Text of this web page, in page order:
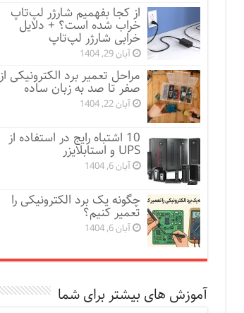
از کجا بفهمیم شارژر لپ‌تاپ
خراب شده است؟ + دلایل
خرابی شارژر لپ‌تاپ
آبان 29, 1404
مراحل تعمیر برد الکترونیکی از
صفر تا صد به زبان ساده
آبان 22, 1404
10 اشتباه رایج در استفاده از
UPS و استابلایزر
آبان 6, 1404
چگونه یک برد الکترونیکی را
تعمیر کنیم؟
آبان 6, 1404
آموزش های بیشتر برای شما